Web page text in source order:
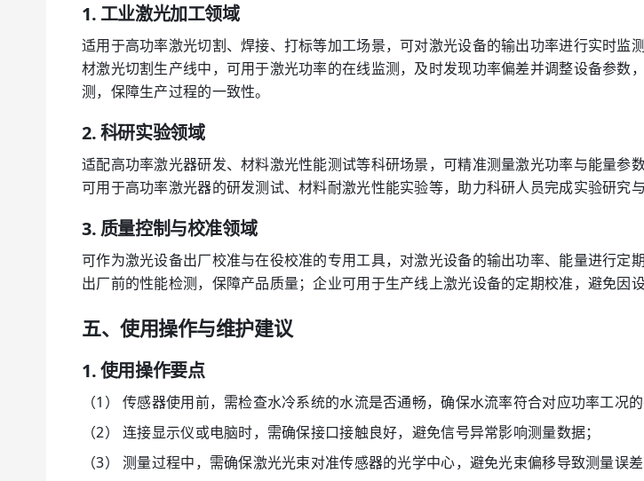
1. 工业激光加工领域
适用于高功率激光切割、焊接、打标等加工场景，可对激光设备的输出功率进行实时
材激光切割生产线中，可用于激光功率的在线监测，及时发现功率偏差并调整设备参
测，保障生产过程的一致性。
2. 科研实验领域
适配高功率激光器研发、材料激光性能测试等科研场景，可精准测量激光功率与能量参
可用于高功率激光器的研发测试、材料耐激光性能实验等，助力科研人员完成实验研究与
3. 质量控制与校准领域
可作为激光设备出厂校准与在役校准的专用工具，对激光设备的输出功率、能量进行
出厂前的性能检测，保障产品质量；企业可用于生产线上激光设备的定期校准，避免因
五、使用操作与维护建议
1. 使用操作要点
（1） 传感器使用前，需检查水冷系统的水流是否通畅，确保水流率符合对应功率工况
（2） 连接显示仪或电脑时，需确保接口接触良好，避免信号异常影响测量数据；
（3） 测量过程中，需确保激光光束对准传感器的光学中心，避免光束偏移导致测量误差